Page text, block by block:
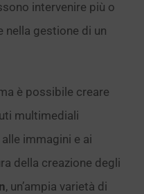
intervenire più o
nella gestione di un
è possibile creare
multimediali
immagini e ai
della creazione degli
, un’ampia varietà di